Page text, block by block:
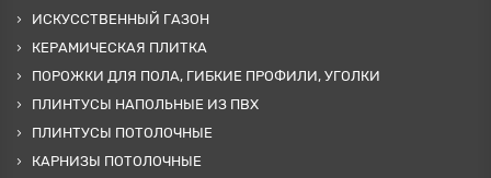
ИСКУССТВЕННЫЙ ГАЗОН
КЕРАМИЧЕСКАЯ ПЛИТКА
ПОРОЖКИ ДЛЯ ПОЛА, ГИБКИЕ ПРОФИЛИ, УГОЛКИ
ПЛИНТУСЫ НАПОЛЬНЫЕ ИЗ ПВХ
ПЛИНТУСЫ ПОТОЛОЧНЫЕ
КАРНИЗЫ ПОТОЛОЧНЫЕ